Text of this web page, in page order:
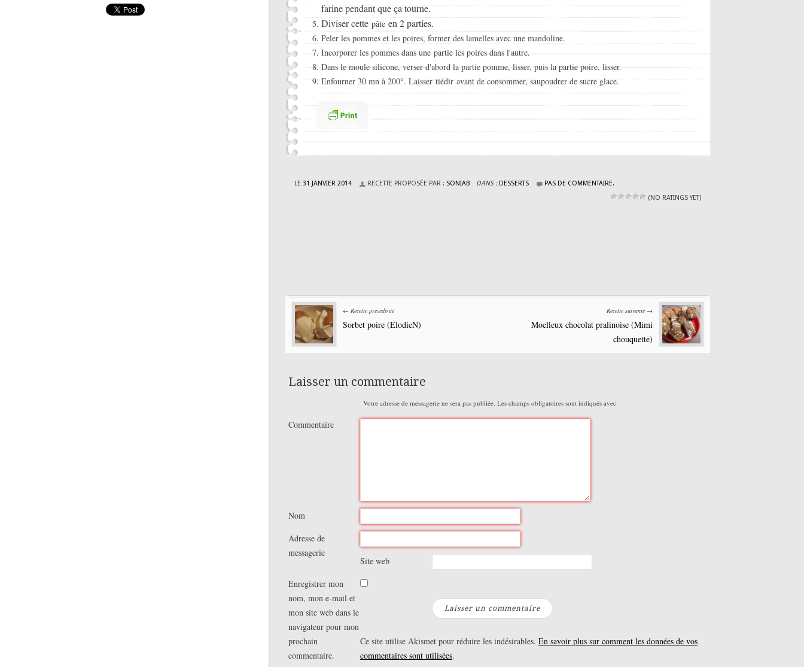
farine pendant que ça tourne.
Diviser cette pâte en 2 parties.
Peler les pommes et les poires, former des lamelles avec une mandoline.
Incorporer les pommes dans une partie les poires dans l'autre.
Dans le moule silicone, verser d'abord la partie pomme, lisser, puis la partie poire, lisser.
Enfourner 30 mn à 200°. Laisser tiédir avant de consommer, saupoudrer de sucre glace.
LE 31 JANVIER 2014 RECETTE PROPOSÉE PAR : SONIAB DANS : DESSERTS
PAS DE COMMENTAIRE.
(NO RATINGS YET)
← Recette précédente
Sorbet poire (ElodieN)
Recette suivante →
Moelleux chocolat pralinoise (Mimi
chouquette)
Laisser un commentaire
Votre adresse de messagerie ne sera pas publiée. Les champs obligatoires sont indiqués avec
Commentaire
Nom
Adresse de
messagerie
Site web
Enregistrer mon
nom, mon e-mail et
mon site web dans le
navigateur pour mon
prochain
commentaire.
Ce site utilise Akismet pour réduire les indésirables. En savoir plus sur comment les données de vos
commentaires sont utilisées.